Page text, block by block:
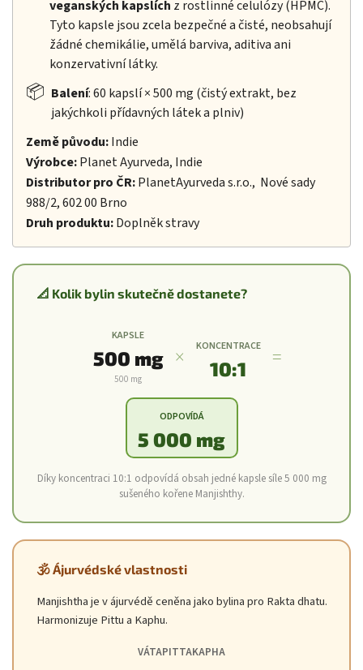
veganských kapslích z rostlinné celulózy (HPMC).
Tyto kapsle jsou zcela bezpečné a čisté, neobsahují
žádné chemikálie, umělá barviva, aditiva ani
konzervativní látky.
📦 Balení: 60 kapslí × 500 mg (čistý extrakt, bez
jakýchkoli přídavných látek a plniv)
Země původu:Indie
Výrobce:Planet Ayurveda, Indie
Distributor pro ČR:PlanetAyurveda s.r.o., Nové sady
988/2, 602 00 Brno
Druh produktu:Doplněk stravy
📐 Kolik bylin skutečně dostanete?
KAPSLE
500 mg
500 mg
× KONCENTRACE
10:1 =
ODPOVÍDÁ
5 000 mg
Díky koncentraci 10:1 odpovídá obsah jedné kapsle síle 5 000 mg
sušeného kořene Manjishthy.
🕉️ Ájurvédské vlastnosti
Manjishtha je v ájurvédě ceněna jako bylina pro Rakta dhatu.
Harmonizuje Pittu a Kaphu.
VÁTAPITTAKAPHA